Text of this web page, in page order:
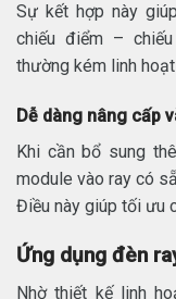
Sự kết hợp này
chiếu điểm –
thường kém linh hoạt
Dễ dàng nâng cấp
Khi cần bổ sung
module vào ray có
Điều này giúp tối ưu
Ứng dụng đèn
Nhờ thiết kế linh